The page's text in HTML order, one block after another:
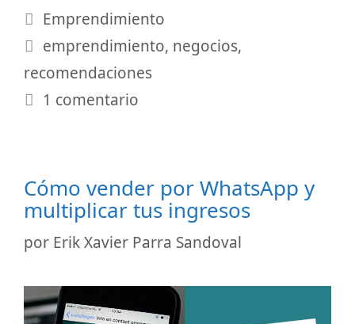
Categorías
Emprendimiento
Etiquetas
emprendimiento, negocios,
recomendaciones
1 comentario
Cómo vender por WhatsApp y
multiplicar tus ingresos
por Erik Xavier Parra Sandoval